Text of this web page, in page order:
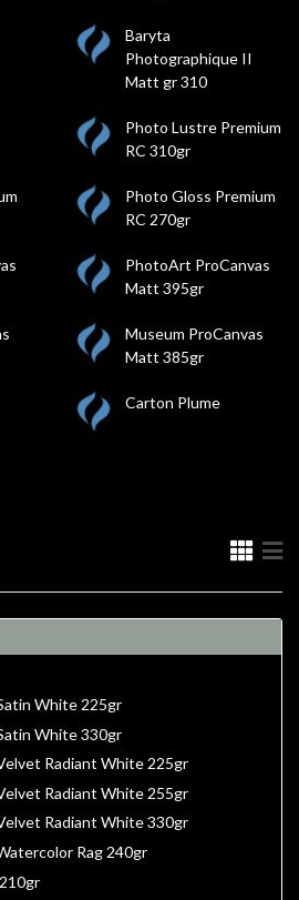
Baryta
Photographique II
Matt gr 310
Photo Lustre Premium
RC 310gr
Photo Gloss Premium
RC 270gr
PhotoArt ProCanvas
Matt 395gr
Museum ProCanvas
Matt 385gr
Carton Plume
White 225gr
White 330gr
Radiant White 225gr
Radiant White 255gr
Radiant White 330gr
Rag 240gr